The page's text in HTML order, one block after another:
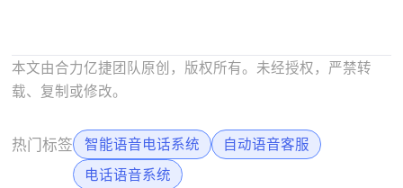
本文由合力亿捷团队原创，版权所有。未经授权，严禁转
载、复制或修改。
热门标签 智能语音电话系统
自动语音客服
电话语音系统